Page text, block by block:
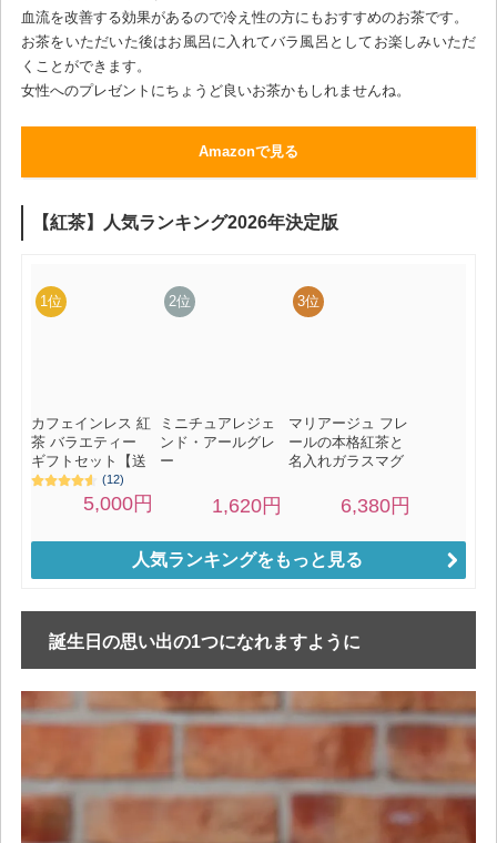
血流を改善する効果があるので冷え性の方にもおすすめのお茶です。
お茶をいただいた後はお風呂に入れてバラ風呂としてお楽しみいただ
くことができます。
女性へのプレゼントにちょうど良いお茶かもしれませんね。
Amazonで見る
人気ランキングをもっと見る
誕生日の思い出の1つになれますように